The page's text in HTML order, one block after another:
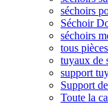
séchoirs
Séchoir
séchoirs
tous
tuyaux de
support
Support
Toute la